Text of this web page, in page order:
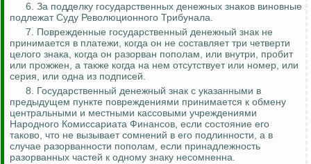
6. За подделку государственных денежных знаков виновные
подлежат Суду Революционного Трибунала.
7. Поврежденные государственный денежный знак не
принимается в платежи, когда он не составляет три четверти
целого знака, когда он разорван пополам, или внутри, пробит
или прожжен, а также когда на нем отсутствует или номер, или
серия, или одна из подписей.
8. Государственный денежный знак с указанными в
предыдущем пункте повреждениями принимается к обмену
центральными и местными кассовыми учреждениями
Народного Комиссариата Финансов, если состояние его
таково, что не вызывает сомнений в его подлинности, а в
случае разорванности пополам, если принадлежность
разорванных частей к одному знаку несомненна.